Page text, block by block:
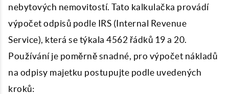
nebytových nemovitostí. Tato kalkulačka provádí
výpočet odpisů podle IRS (Internal Revenue
Service), která se týkala 4562 řádků 19 a 20.
Používání je poměrně snadné, pro výpočet nákladů
na odpisy majetku postupujte podle uvedených
kroků: